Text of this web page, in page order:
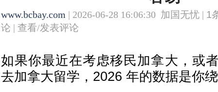
www.bcbay.com | 2026-06-28 16:06:30 加国无忧 | 1
论 | 查看/发表评论
如果你最近在考虑移民加拿大，或
去加拿大留学，2026 年的数据是你